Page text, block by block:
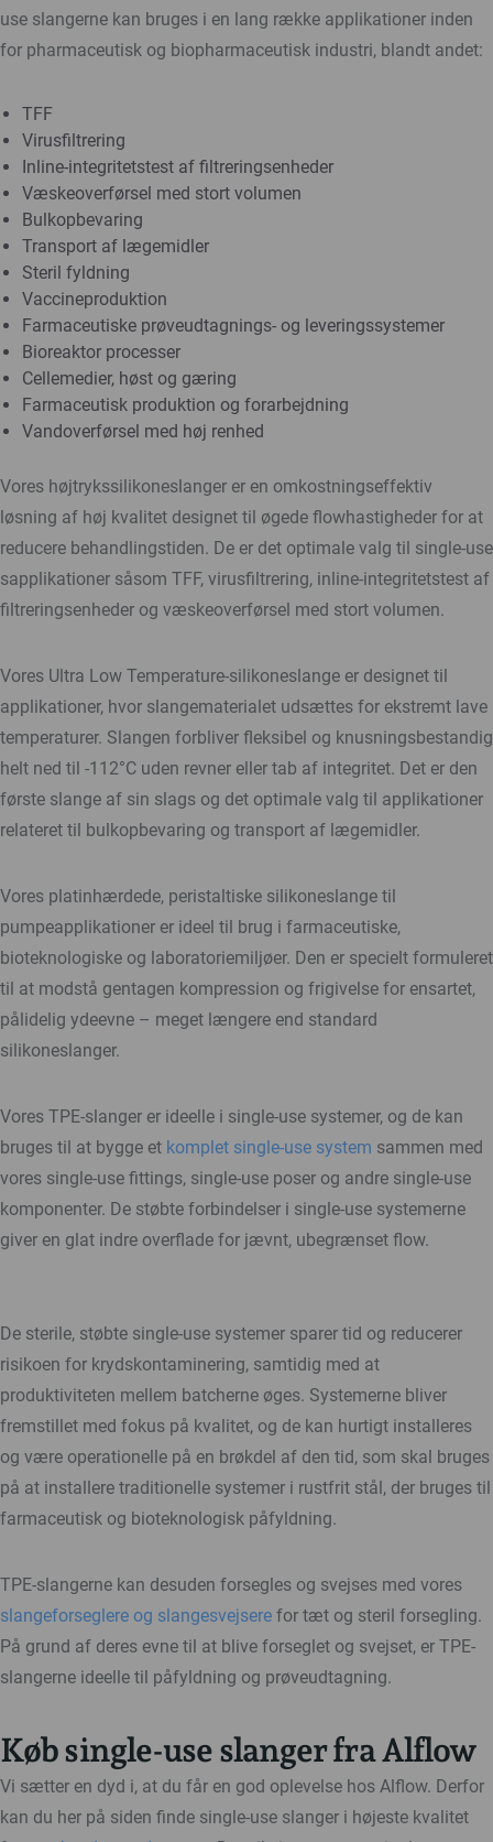
use slangerne kan bruges i en lang række applikationer inden
for pharmaceutisk og biopharmaceutisk industri, blandt andet:
TFF
Virusfiltrering
Inline-integritetstest af filtreringsenheder
Væskeoverførsel med stort volumen
Bulkopbevaring
Transport af lægemidler
Steril fyldning
Vaccineproduktion
Farmaceutiske prøveudtagnings- og leveringssystemer
Bioreaktor processer
Cellemedier, høst og gæring
Farmaceutisk produktion og forarbejdning
Vandoverførsel med høj renhed
Vores højtrykssilikoneslanger er en omkostningseffektiv
løsning af høj kvalitet designet til øgede flowhastigheder for at
reducere behandlingstiden. De er det optimale valg til single-use
sapplikationer såsom TFF, virusfiltrering, inline-integritetstest af
filtreringsenheder og væskeoverførsel med stort volumen.
Vores Ultra Low Temperature-silikoneslange er designet til
applikationer, hvor slangematerialet udsættes for ekstremt lave
temperaturer. Slangen forbliver fleksibel og knusningsbestandig
helt ned til -112°C uden revner eller tab af integritet. Det er den
første slange af sin slags og det optimale valg til applikationer
relateret til bulkopbevaring og transport af lægemidler.
Vores platinhærdede, peristaltiske silikoneslange til
pumpeapplikationer er ideel til brug i farmaceutiske,
bioteknologiske og laboratoriemiljøer. Den er specielt formuleret
til at modstå gentagen kompression og frigivelse for ensartet,
pålidelig ydeevne – meget længere end standard
silikoneslanger.
Vores TPE-slanger er ideelle i single-use systemer, og de kan
bruges til at bygge et komplet single-use system sammen med
vores single-use fittings, single-use poser og andre single-use
komponenter. De støbte forbindelser i single-use systemerne
giver en glat indre overflade for jævnt, ubegrænset flow.
De sterile, støbte single-use systemer sparer tid og reducerer
risikoen for krydskontaminering, samtidig med at
produktiviteten mellem batcherne øges. Systemerne bliver
fremstillet med fokus på kvalitet, og de kan hurtigt installeres
og være operationelle på en brøkdel af den tid, som skal bruges
på at installere traditionelle systemer i rustfrit stål, der bruges til
farmaceutisk og bioteknologisk påfyldning.
TPE-slangerne kan desuden forsegles og svejses med vores
slangeforseglere og slangesvejsere for tæt og steril forsegling.
På grund af deres evne til at blive forseglet og svejset, er TPE-
slangerne ideelle til påfyldning og prøveudtagning.
Køb single-use slanger fra Alflow
Vi sætter en dyd i, at du får en god oplevelse hos Alflow. Derfor
kan du her på siden finde single-use slanger i højeste kvalitet